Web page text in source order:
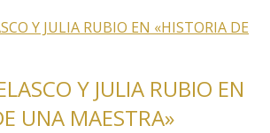
Y JULIA RUBIO EN
UNA MAESTRA»